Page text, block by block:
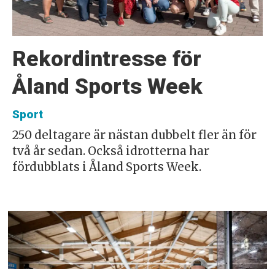
Rekordintresse för
Åland Sports Week
Sport
250 deltagare är nästan dubbelt fler än för
två år sedan. Också idrotterna har
fördubblats i Åland Sports Week.